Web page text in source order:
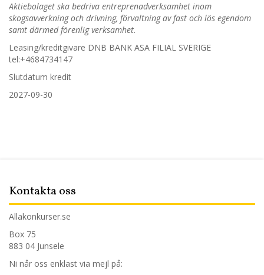
Aktiebolaget ska bedriva entreprenadverksamhet inom
skogsavverkning och drivning, förvaltning av fast och lös egendom
samt därmed förenlig verksamhet.
Leasing/kreditgivare DNB BANK ASA FILIAL SVERIGE
tel:+4684734147
Slutdatum kredit
2027-09-30
Kontakta oss
Allakonkurser.se
Box 75
883 04 Junsele
Ni når oss enklast via mejl på: